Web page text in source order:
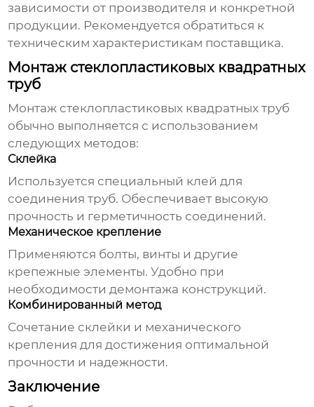
зависимости от производителя и конкретной
продукции. Рекомендуется обратиться к
техническим характеристикам поставщика.
Монтаж стеклопластиковых квадратных
труб
Монтаж стеклопластиковых квадратных труб
обычно выполняется с использованием
следующих методов:
Склейка
Используется специальный клей для
соединения труб. Обеспечивает высокую
прочность и герметичность соединений.
Механическое крепление
Применяются болты, винты и другие
крепежные элементы. Удобно при
необходимости демонтажа конструкций.
Комбинированный метод
Сочетание склейки и механического
крепления для достижения оптимальной
прочности и надежности.
Заключение